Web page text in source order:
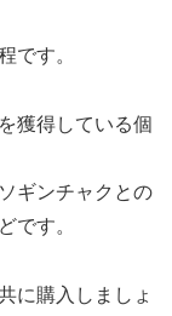
です。
獲得している個
ギンチャクとの
です。
に購入しましょ